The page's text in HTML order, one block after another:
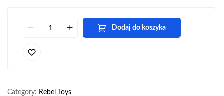
Dodaj do koszyka
Category: Rebel Toys